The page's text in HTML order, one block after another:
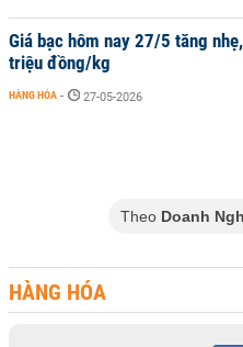
Giá bạc hôm nay 27/5 tăng
triệu đồng/kg
HÀNG HÓA - 27-05-2026
Theo Doanh
HÀNG HÓA